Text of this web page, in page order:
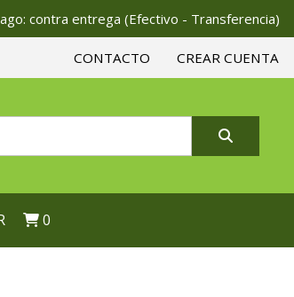
contra entrega (Efectivo - Transferencia)
CONTACTO CREAR CUENTA
0